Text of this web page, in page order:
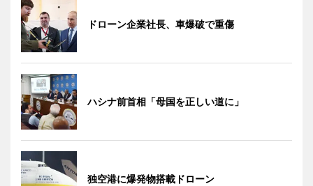
ドローン企業社長、車爆破で重傷
ハシナ前首相「母国を正しい道に」
独空港に爆発物搭載ドローン